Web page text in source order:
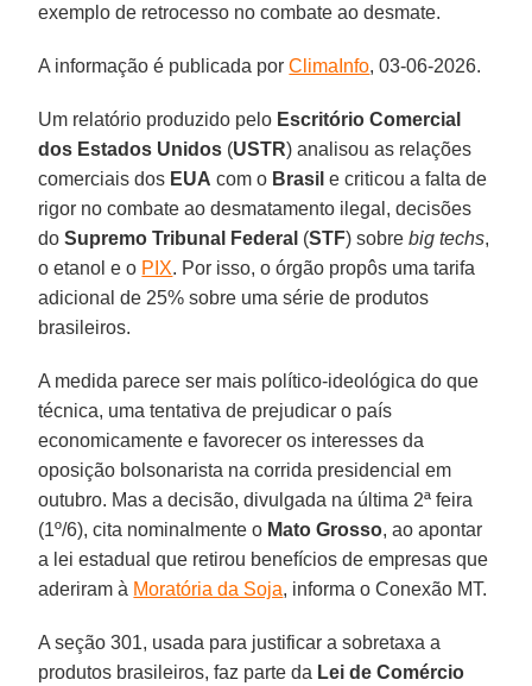
exemplo de retrocesso no combate ao desmate.
A informação é publicada porClimaInfo, 03-06-2026.
Um relatório produzido pelo Escritório Comercial
dos Estados Unidos (USTR) analisou as relações
comerciais dos EUA com o Brasil e criticou a falta de
rigor no combate ao desmatamento ilegal, decisões
doSupremo Tribunal Federal (STF) sobrebig techs,
o etanol e o PIX. Por isso, o órgão propôs uma tarifa
adicional de 25% sobre uma série de produtos
brasileiros.
A medida parece ser mais político-ideológica do que
técnica, uma tentativa de prejudicar o país
economicamente e favorecer os interesses da
oposição bolsonarista na corrida presidencial em
outubro. Mas a decisão, divulgada na última 2ª feira
(1º/6), cita nominalmente o Mato Grosso, ao apontar
a lei estadual que retirou benefícios de empresas que
aderiram à Moratória da Soja, informa o Conexão MT.
A seção 301, usada para justificar a sobretaxa a
produtos brasileiros, faz parte da Lei de Comércio